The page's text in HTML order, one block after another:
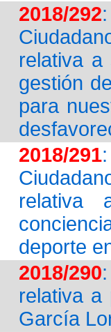
2018/292
relativa a
gestión
para
2018/291
relativa
deporte
2018/290
relativa a
García